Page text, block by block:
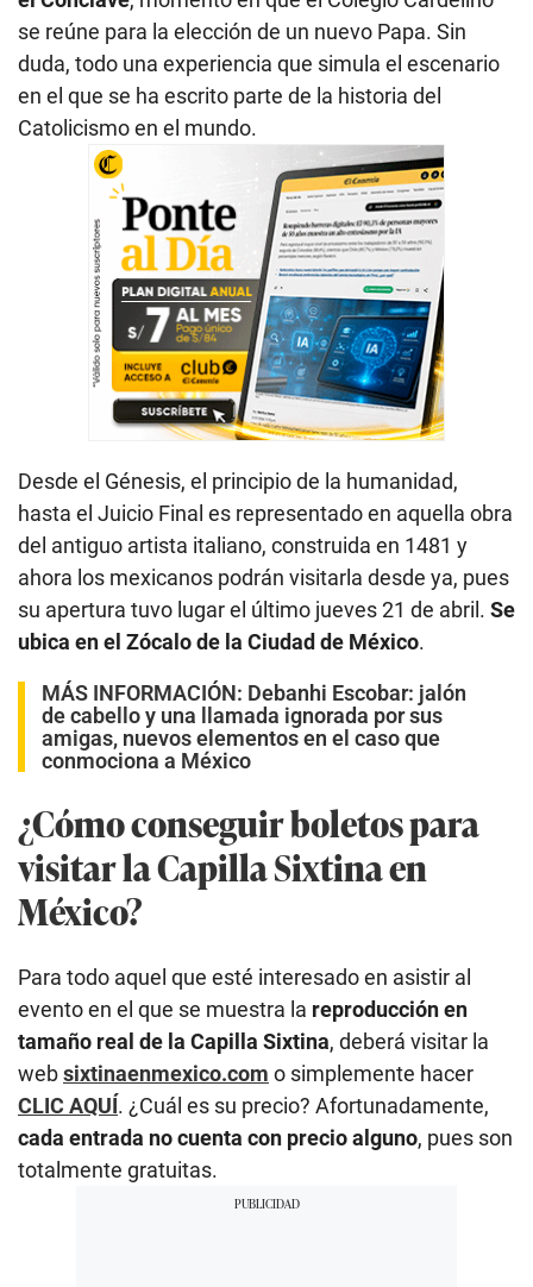
se reúne para la elección de un nuevo Papa. Sin
duda, todo una experiencia que simula el escenario
en el que se ha escrito parte de la historia del
Catolicismo en el mundo.
Desde el Génesis, el principio de la humanidad,
hasta el Juicio Final es representado en aquella obra
del antiguo artista italiano, construida en 1481 y
ahora los mexicanos podrán visitarla desde ya, pues
su apertura tuvo lugar el último jueves 21 de abril. Se
ubica en el Zócalo de la Ciudad de México.
MÁS INFORMACIÓN: Debanhi Escobar: jalón
de cabello y una llamada ignorada por sus
amigas, nuevos elementos en el caso que
conmociona a México
¿Cómo conseguir boletos para
visitar la Capilla Sixtina en
México?
Para todo aquel que esté interesado en asistir al
evento en el que se muestra la reproducción en
tamaño real de la Capilla Sixtina, deberá visitar la
websixtinaenmexico.com o simplemente hacer
CLIC AQUÍ. ¿Cuál es su precio? Afortunadamente,
cada entrada no cuenta con precio alguno, pues son
totalmente gratuitas.